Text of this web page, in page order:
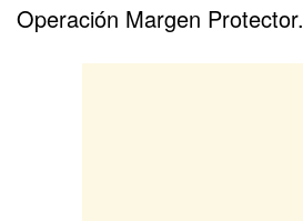
Operación Margen Protector.